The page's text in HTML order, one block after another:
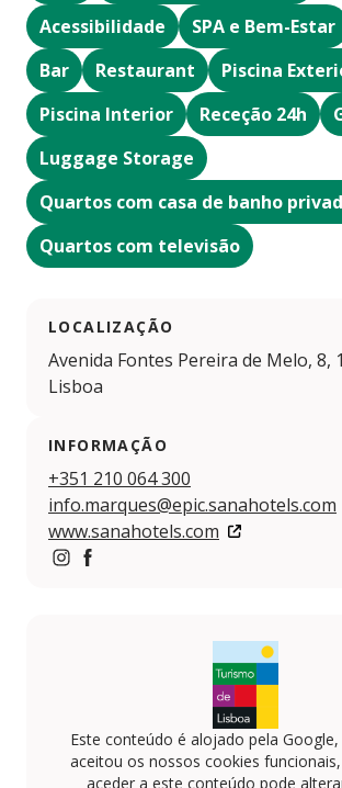
Acessibilidade
SPA e Bem-Estar
Bar
Restaurant
Piscina
Piscina Interior
Receção 24h
Luggage Storage
Quartos com casa de banho
Quartos com televisão
LOCALIZAÇÃO
Avenida Fontes Pereira de Melo, 8,
Lisboa
INFORMAÇÃO
+351 210 064 300
info.marques@epic.sanahotels.com
www.sanahotels.com
Este conteúdo é alojado pela
aceitou os nossos cookies
aceder a este conteúdo pode